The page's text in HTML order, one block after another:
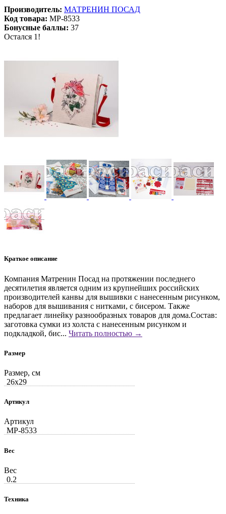
Производитель: МАТРЕНИН ПОСАД
Код товара: MP-8533
Бонусные баллы: 37
Остался 1!
Краткое описание
Компания Матренин Посад на протяжении последнего
десятилетия является одним из крупнейших российских
производителей канвы для вышивки с нанесенным рисунком,
наборов для вышивания с нитками, с бисером. Также
предлагает линейку разнообразных товаров для дома.Состав:
заготовка сумки из холста с нанесенным рисунком и
подкладкой, бис... Читать полностью →
Размер
Размер, см
26x29
Артикул
Артикул
MP-8533
Вес
Вес
0.2
Техника